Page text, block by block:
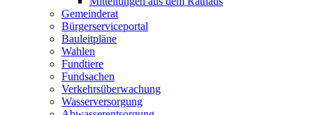
Gemeinderat
Bürgerserviceportal
Bauleitpläne
Wahlen
Fundtiere
Fundsachen
Verkehrsüberwachung
Wasserversorgung